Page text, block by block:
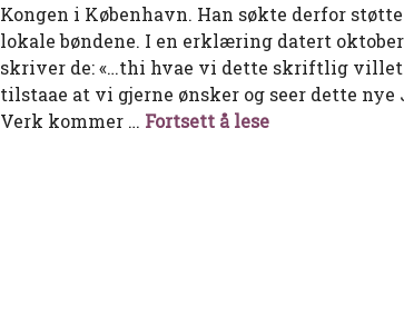
Kongen i København. Han søkte derfor
lokale bøndene. I en erklæring datert oktober
skriver de: «…thi hvae vi dette skriftlig villet
tilstaae at vi gjerne ønsker og seer dette nye
Verk kommer … Fortsett å leseJa til jernverk i